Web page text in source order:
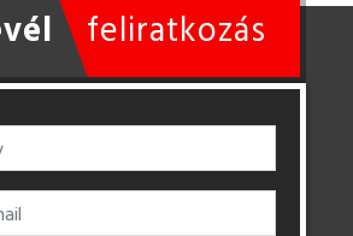
feliratkozás